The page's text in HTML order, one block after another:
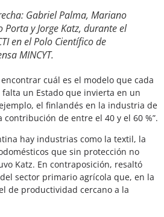
Gabriel Palma, Mariano
Porta y Jorge Katz, durante el
en el Polo Científico de
MINCYT.
cuál es el modelo que cada
un Estado que invierta en un
el finlandés en la industria de
de entre el 40 y el 60 %”.
hay industrias como la textil, la
que sin protección no
Katz. En contraposición, resaltó
sector primario agrícola que, en la
de productividad cercano a la